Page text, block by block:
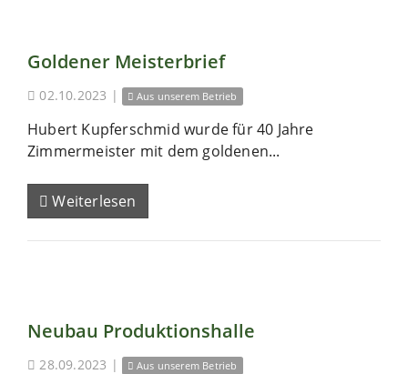
Goldener Meisterbrief
02.10.2023 | Aus unserem Betrieb
Hubert Kupferschmid wurde für 40 Jahre
Zimmermeister mit dem goldenen...
Weiterlesen
Neubau Produktionshalle
28.09.2023 | Aus unserem Betrieb